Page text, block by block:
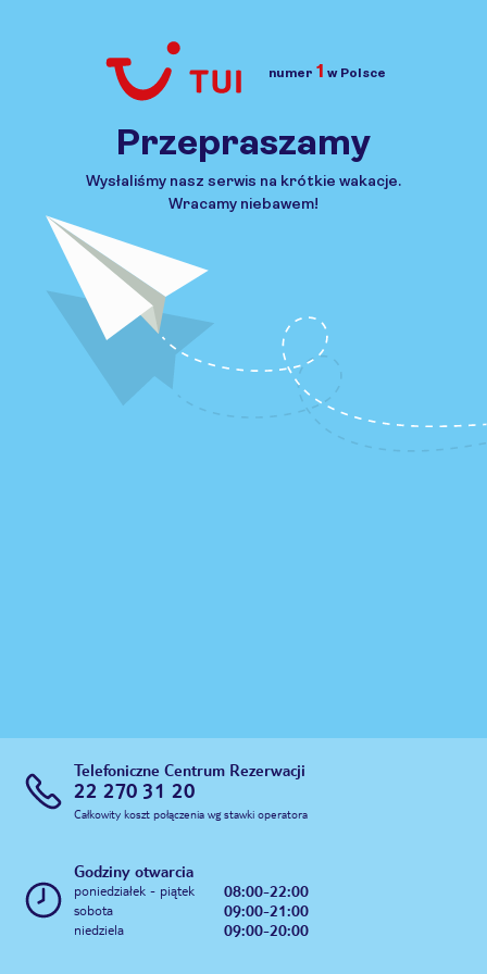
Przejdź do TUI.pl
numer 1 w Polsce
Przepraszamy
Wysłaliśmy nasz serwis na krótkie wakacje.
Wracamy niebawem!
Telefoniczne Centrum Rezerwacji
22 270 31 20
Całkowity koszt połączenia wg stawki operatora
Godziny otwarcia
poniedziałek - piątek 08:00-22:00
sobota 09:00-21:00
niedziela 09:00-20:00